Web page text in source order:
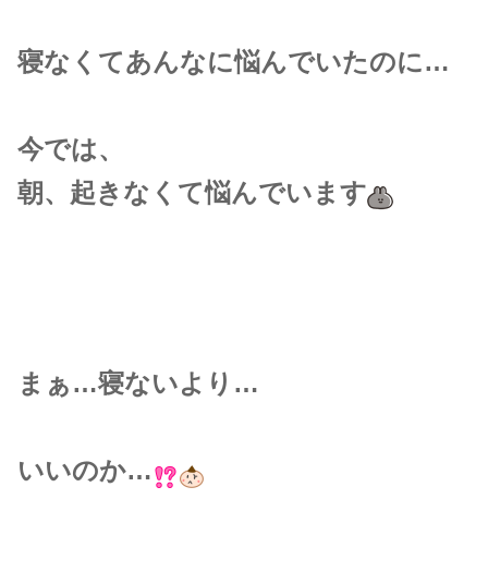
寝なくてあんなに悩んでいたのに…
今では、
朝、起きなくて悩んでいます
まぁ…寝ないより…
いいのか…